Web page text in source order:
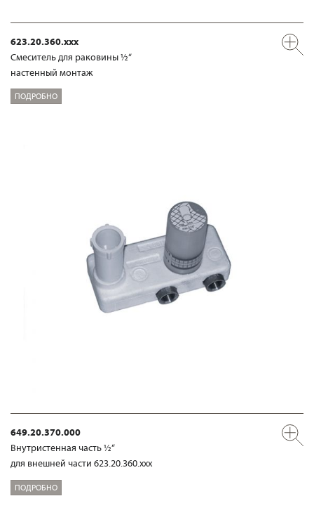
623.20.360.xxx
Смеситель для раковины ½“
настенный монтаж
ПОДРОБНО
649.20.370.000
Внутристенная часть ½“
для внешней части 623.20.360.xxx
ПОДРОБНО